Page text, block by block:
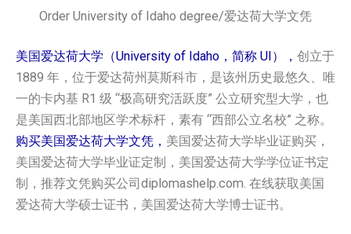
Order University of Idaho degree/爱达荷大学文凭
美国爱达荷大学（University of Idaho，简称 UI）， 创立于
1889 年，位于爱达荷州莫斯科市，是该州历史最悠久、唯
一的卡内基 R1 级 “极高研究活跃度” 公立研究型大学，也
是美国西北部地区学术标杆，素有 “西部公立名校” 之称。
购买美国爱达荷大学文凭， 美国爱达荷大学毕业证购买，
美国爱达荷大学毕业证定制，美国爱达荷大学学位证书定
制，推荐文凭购买公司diplomashelp.com. 在线获取美国
爱达荷大学硕士证书，美国爱达荷大学博士证书。